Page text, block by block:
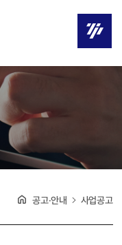
공고·안내 사업공고